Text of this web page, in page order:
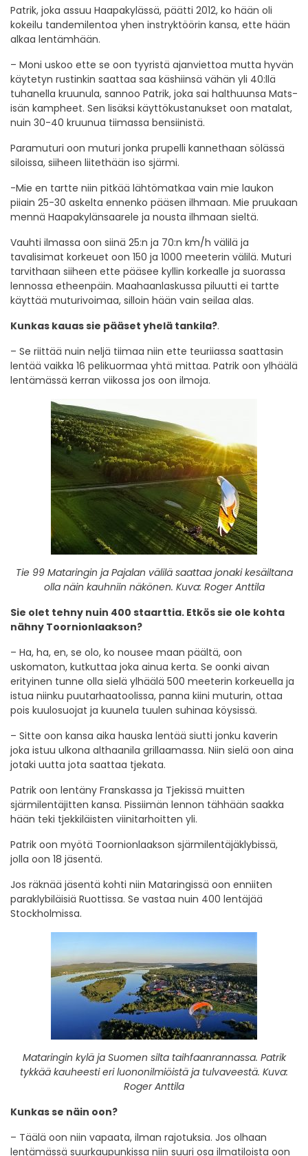
Patrik, joka assuu Haapakylässä, päätti 2012, ko hään oli
kokeilu tandemilentoa yhen instryktöörin kansa, ette hään
alkaa lentämhään.
– Moni uskoo ette se oon tyyristä ajanviettoa mutta hyvän
käytetyn rustinkin saattaa saa käshiinsä vähän yli 40:llä
tuhanella kruunula, sannoo Patrik, joka sai halthuunsa Mats-
isän kampheet. Sen lisäksi käyttökustanukset oon matalat,
nuin 30-40 kruunua tiimassa bensiinistä.
Paramuturi oon muturi jonka prupelli kannethaan sölässä
siloissa, siiheen liitethään iso sjärmi.
-Mie en tartte niin pitkää lähtömatkaa vain mie laukon
piiain 25-30 askelta ennenko pääsen ilhmaan. Mie pruukaan
mennä Haapakylänsaarele ja nousta ilhmaan sieltä.
Vauhti ilmassa oon siinä 25:n ja 70:n km/h välilä ja
tavalisimat korkeuet oon 150 ja 1000 meeterin välilä. Muturi
tarvithaan siiheen ette pääsee kyllin korkealle ja suorassa
lennossa etheenpäin. Maahaanlaskussa piluutti ei tartte
käyttää muturivoimaa, silloin hään vain seilaa alas.
Kunkas kauas sie pääset yhelä tankila?.
– Se riittää nuin neljä tiimaa niin ette teuriiassa saattasin
lentää vaikka 16 pelikuormaa yhtä mittaa. Patrik oon ylhäälä
lentämässä kerran viikossa jos oon ilmoja.
Tie 99 Mataringin ja Pajalan välilä saattaa jonaki kesäiltana
olla näin kauhniin näkönen. Kuva: Roger Anttila
Sie olet tehny nuin 400 staarttia. Etkös sie ole kohta
nähny Toornionlaakson?
– Ha, ha, en, se olo, ko nousee maan päältä, oon
uskomaton, kutkuttaa joka ainua kerta. Se oonki aivan
erityinen tunne olla sielä ylhäälä 500 meeterin korkeuella ja
istua niinku puutarhaatoolissa, panna kiini muturin, ottaa
pois kuulosuojat ja kuunela tuulen suhinaa köysissä.
– Sitte oon kansa aika hauska lentää siutti jonku kaverin
joka istuu ulkona althaanila grillaamassa. Niin sielä oon aina
jotaki uutta jota saattaa tjekata.
Patrik oon lentäny Franskassa ja Tjekissä muitten
sjärmilentäjitten kansa. Pissiimän lennon tähhään saakka
hään teki tjekkiläisten viinitarhoitten yli.
Patrik oon myötä Toornionlaakson sjärmilentäjäklybissä,
jolla oon 18 jäsentä.
Jos räknää jäsentä kohti niin Mataringissä oon enniiten
paraklybiläisiä Ruottissa. Se vastaa nuin 400 lentäjää
Stockholmissa.
Mataringin kylä ja Suomen silta taihfaanrannassa. Patrik
tykkää kauheesti eri luononilmiöistä ja tulvaveestä. Kuva:
Roger Anttila
Kunkas se näin oon?
– Täälä oon niin vapaata, ilman rajotuksia. Jos olhaan
lentämässä suurkaupunkissa niin suuri osa ilmatiloista oon